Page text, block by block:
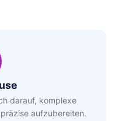
darauf, komplexe
aufzubereiten.